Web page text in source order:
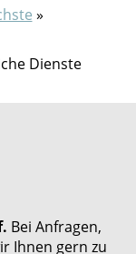
»
Bei Anfragen,
Ihnen gern zu